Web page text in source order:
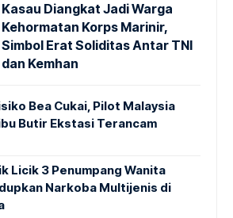
Kasau Diangkat Jadi Warga
Kehormatan Korps Marinir,
Simbol Erat Soliditas Antar TNI
dan Kemhan
Bea Cukai, Pilot Malaysia
Butir Ekstasi Terancam
Licik 3 Penumpang Wanita
Narkoba Multijenis di